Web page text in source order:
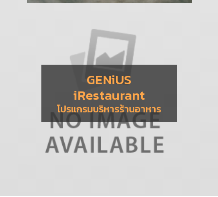
GENiUS
iRestaurant
โปรแกรมบริหารร้านอาหาร